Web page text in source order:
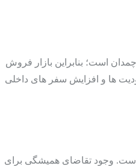
است؛ بنابراین بازار فروش
ها و افزایش سفر های داخلی
است. وجود تقاضای همیشگی برای